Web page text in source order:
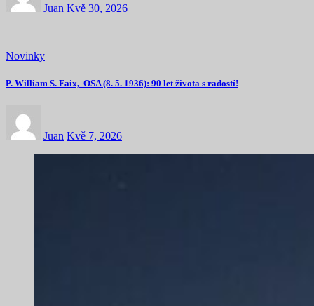
Juan Kvě 30, 2026
Novinky
P. William S. Faix, OSA (8. 5. 1936): 90 let života s radostí!
Juan Kvě 7, 2026